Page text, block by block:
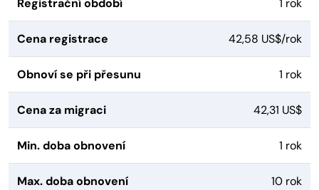
Registrační období 1 rok
Cena registrace 42,58 US$/rok
Obnoví se při přesunu 1 rok
Cena za migraci 42,31 US$
Min. doba obnovení 1 rok
Max. doba obnovení 10 rok